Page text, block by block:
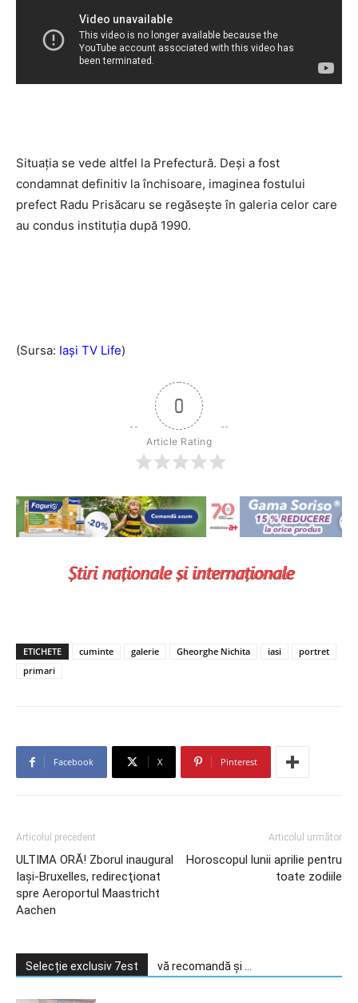
Situaţia se vede altfel la Prefectură. Deşi a fost
condamnat definitiv la închisoare, imaginea fostului
prefect Radu Prisăcaru se regăseşte în galeria celor care
au condus instituţia după 1990.
(Sursa: Iaşi TV Life)
0
Article Rating
ETICHETE cuminte galerie Gheorghe Nichita iasi
portret
primari
Facebook X Pinterest
Articolul precedent
ULTIMA ORĂ! Zborul inaugural
Iaşi-Bruxelles, redirecţionat
spre Aeroportul Maastricht
Aachen
Articolul următor
Horoscopul lunii aprilie pentru
toate zodiile
Selecție exclusiv 7est vă recomandă și ...